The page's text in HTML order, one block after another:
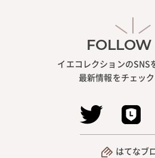
FOLLOW
イエコレクションのSNS
最新情報をチェッ
はてなブ